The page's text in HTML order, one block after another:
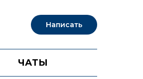
Написать
ЧАТЫ